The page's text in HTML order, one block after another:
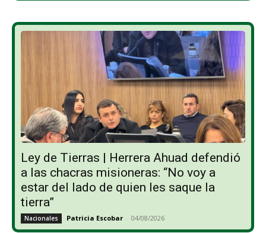
Ley de Tierras | Herrera Ahuad defendió
a las chacras misioneras: “No voy a
estar del lado de quien les saque la
tierra”
Nacionales Patricia Escobar - 04/08/2026